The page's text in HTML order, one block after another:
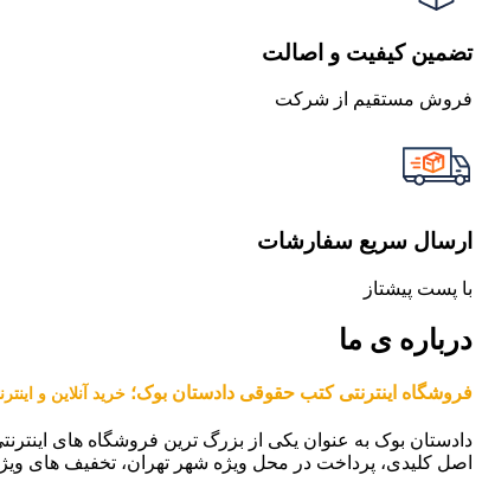
تضمین کیفیت و اصالت
فروش مستقیم از شرکت
ارسال سریع سفارشات
با پست پیشتاز
درباره ی ما
فروشگاه اینترنتی کتب حقوقی دادستان بوک؛ خرید آنلاین و
دادستان بوک به عنوان یکی از بزرگ ترین فروشگاه های
اصل کلیدی، پرداخت در محل ویژه شهر تهران، تخفیف های